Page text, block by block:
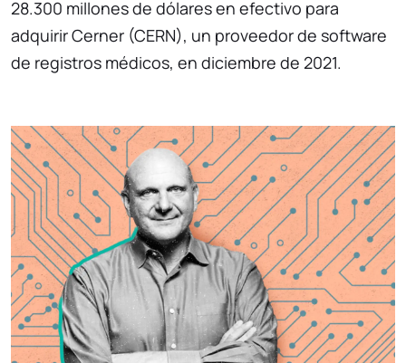
28.300 millones de dólares en efectivo para
adquirir Cerner (CERN), un proveedor de software
de registros médicos, en diciembre de 2021.